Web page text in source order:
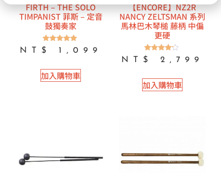
FIRTH – THE SOLO
TIMPANIST 菲斯 – 定音
鼓獨奏家
評分
5.00
NT$ 1,099
加入購物車
【ENCORE】NZ2R
NANCY ZELTSMAN 系列
馬林巴木琴槌 藤柄 中偏
更硬
評分
4.00
NT$ 2,799
加入購物車